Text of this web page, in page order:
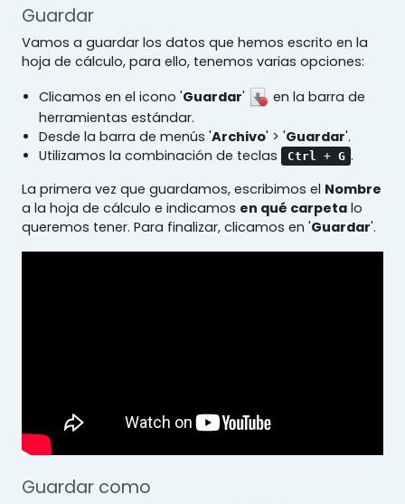
Guardar
Vamos a guardar los datos que hemos escrito en la
hoja de cálculo, para ello, tenemos varias opciones:
Clicamos en el icono 'Guardar'
en la barra de
herramientas estándar.
Desde la barra de menús 'Archivo' > 'Guardar'.
Utilizamos la combinación de teclas
Ctrl + G .
La primera vez que guardamos, escribimos el Nombre
a la hoja de cálculo e indicamos en qué carpeta lo
queremos tener. Para finalizar, clicamos en 'Guardar'.
Guardar como